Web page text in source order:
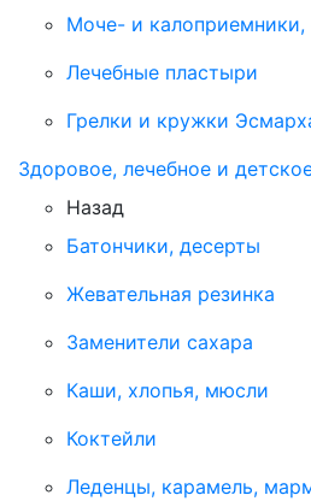
Моче- и калоприемники,
Лечебные пластыри
Грелки и кружки
Здоровое, лечебное и
Назад
Батончики, десерты
Жевательная резинка
Заменители сахара
Каши, хлопья, мюсли
Коктейли
Леденцы, карамель,